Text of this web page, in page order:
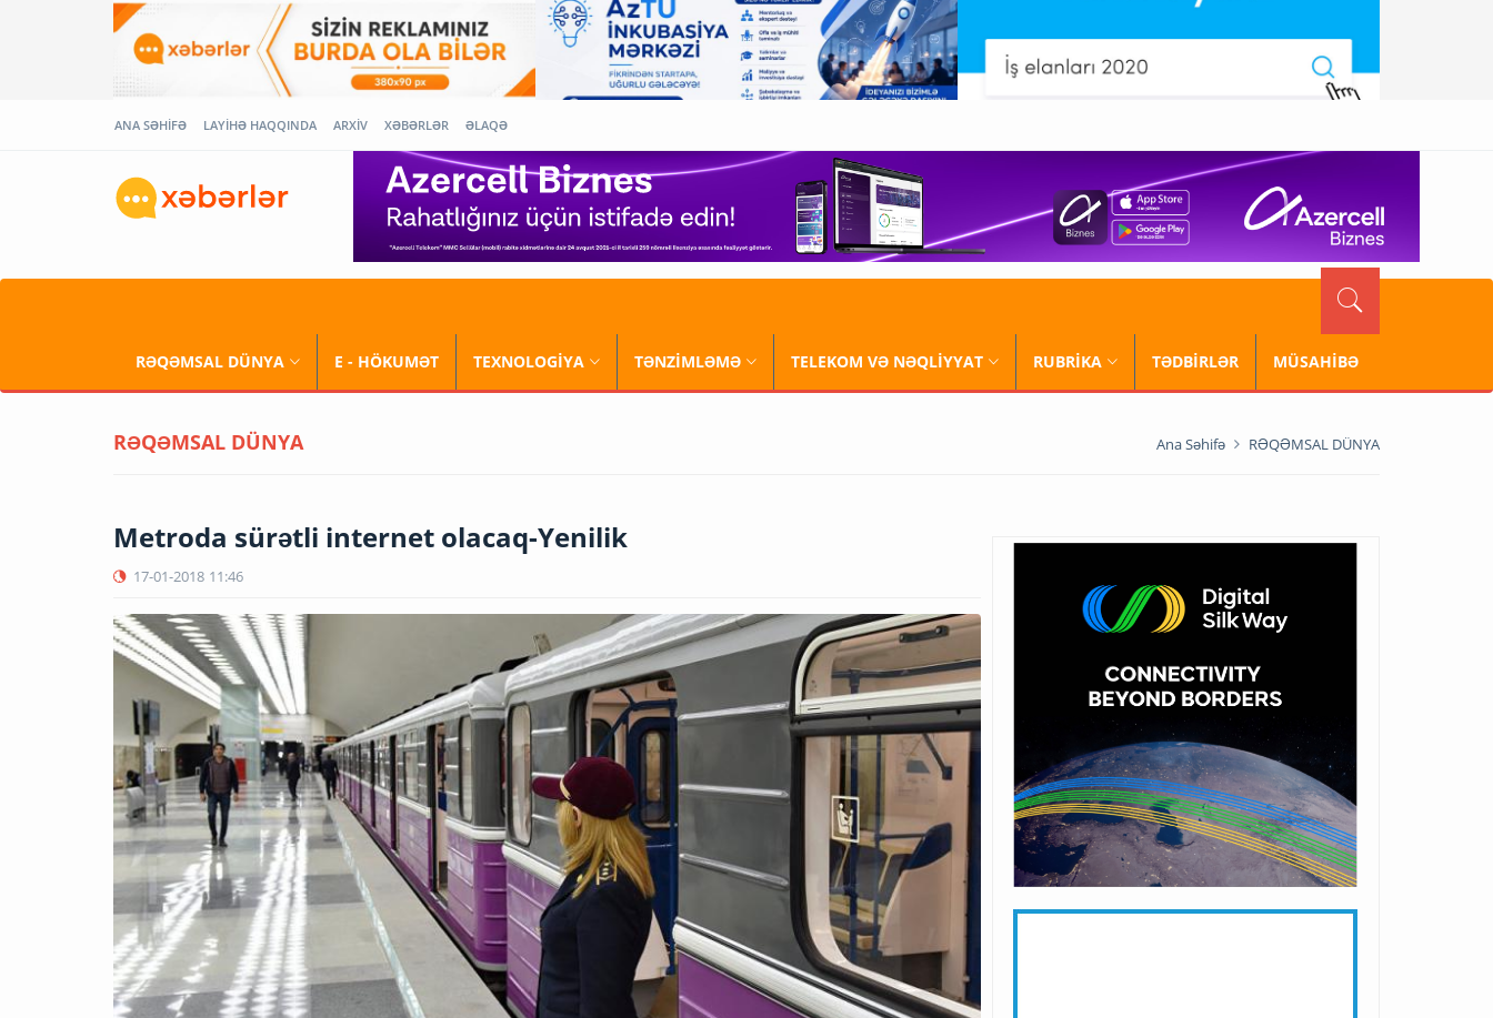
ANA SƏHİFƏ LAYİHƏ HAQQINDA ARXİV XƏBƏRLƏR ƏLAQƏ
RƏQƏMSAL DÜNYA E - HÖKUMƏT TEXNOLOGİYA TƏNZİMLƏMƏ TELEKOM VƏ NƏQLİYYAT RUBRİKA TƏDBİRLƏR MÜSAHİBƏ
RƏQƏMSAL DÜNYA Ana Səhifə RƏQƏMSAL DÜNYA
Metroda sürətli internet olacaq-Yenilik
17-01-2018 11:46